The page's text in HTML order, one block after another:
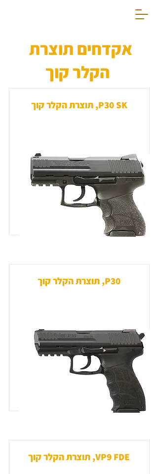
P30 SK, תוצרת הקלר קוך
P30, תוצרת הקלר קוך
VP9 FDE, תוצרת הקלר קוך